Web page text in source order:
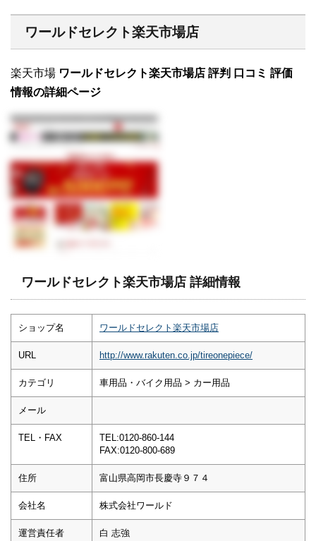
ワールドセレクト楽天市場店
楽天市場 ワールドセレクト楽天市場店 評判 口コミ 評価
情報の詳細ページ
ワールドセレクト楽天市場店 詳細情報
ショップ名 ワールドセレクト楽天市場店
URL http://www.rakuten.co.jp/tireonepiece/
カテゴリ 車用品・バイク用品 > カー用品
メール
TEL・FAX
TEL:0120-860-144
FAX:0120-800-689
住所 富山県高岡市長慶寺９７４
会社名 株式会社ワールド
運営責任者 白 志強